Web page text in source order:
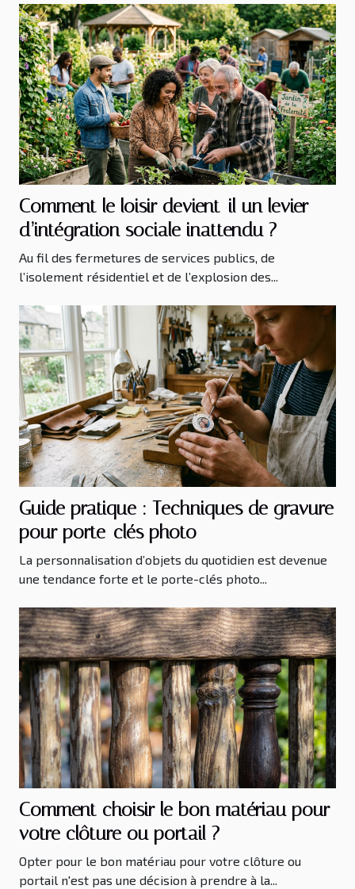
Comment le loisir devient-il un levier
d’intégration sociale inattendu ?
Au fil des fermetures de services publics, de
l’isolement résidentiel et de l’explosion des...
Guide pratique : Techniques de gravure
pour porte-clés photo
La personnalisation d’objets du quotidien est devenue
une tendance forte et le porte-clés photo...
Comment choisir le bon matériau pour
votre clôture ou portail ?
Opter pour le bon matériau pour votre clôture ou
portail n'est pas une décision à prendre à la...